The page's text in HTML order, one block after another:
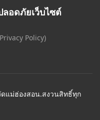
อดภัยเว็บไซต์
Policy)
แม่ฮ่องสอน.สงวนสิทธิ์ทุก